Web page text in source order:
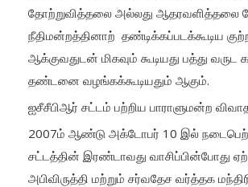
தோற்றுவித்தலை அல்லது ஆதரவளித்தலை
நீதிமன்றத்தினாற் தண்டிக்கப்படக்கூடிய
ஆக்குவதுடன் மிகவும் கூடியது பத்து வருட
தண்டனை வழங்கக்கூடியதும் ஆகும்.
ஐசீசீபிஆர் சட்டம் பற்றிய பாராளுமன்ற
2007ம் ஆண்டு அக்டோபர் 10 இல்
சட்டத்தின் இரண்டாவது வாசிப்பின்போது
அபிவிருத்தி மற்றும் சர்வதேச வர்த்தக